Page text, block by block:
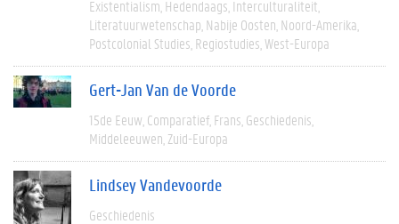
Existentialism Hedendaags Interculturaliteit
Literatuurwetenschap Nabije Oosten Noord-Amerika
Postcolonial Studies Regiostudies West-Europa
Gert-Jan Van de Voorde
15de Eeuw Comparatief Frans Geschiedenis
Middeleeuwen Zuid-Europa
Lindsey Vandevoorde
Geschiedenis